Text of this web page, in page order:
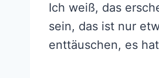
Ich weiß, das
sein, das ist nur
enttäuschen, es